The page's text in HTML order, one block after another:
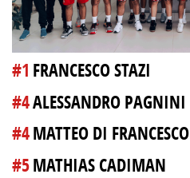
#1 FRANCESCO STAZI
#4ALESSANDRO PAGNINI
#4MATTEO DI FRANCESCO
#5MATHIAS CADIMAN